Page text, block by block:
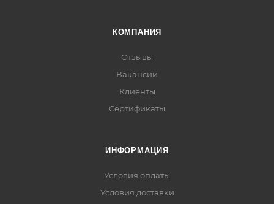
КОМПАНИЯ
Отзывы
Вакансии
Клиенты
Сертификаты
ИНФОРМАЦИЯ
Условия оплаты
Условия доставки